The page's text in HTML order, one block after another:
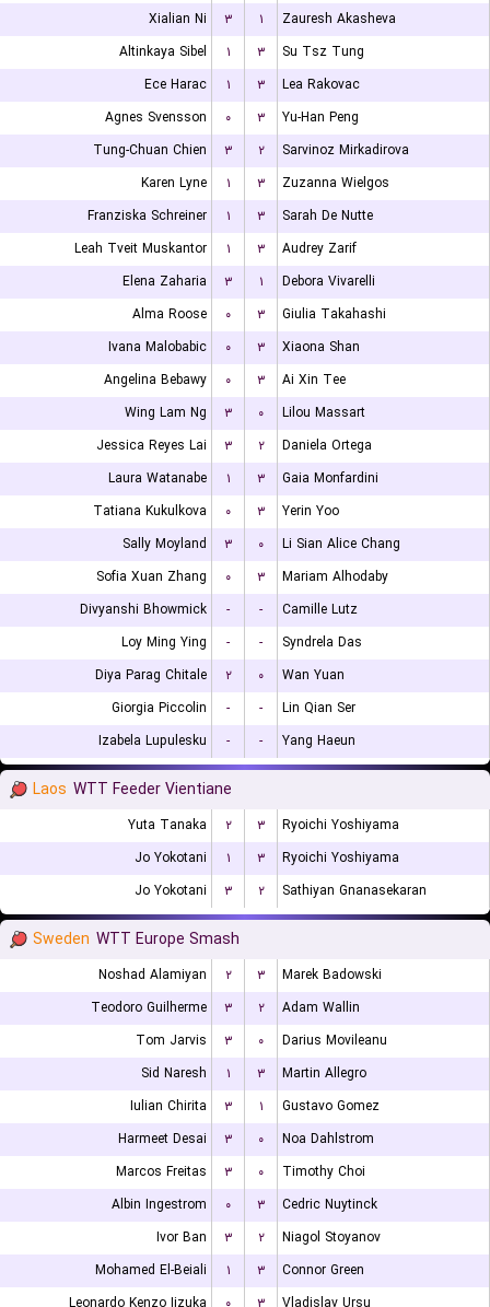
Xialian Ni
۳ ۱
Zauresh Akasheva
Altinkaya Sibel
۱ ۳
Su Tsz Tung
Ece Harac
۱ ۳
Lea Rakovac
Agnes Svensson
۰ ۳
Yu-Han Peng
Tung-Chuan Chien
۳ ۲
Sarvinoz Mirkadirova
Karen Lyne
۱ ۳
Zuzanna Wielgos
Franziska Schreiner
۱ ۳
Sarah De Nutte
Leah Tveit Muskantor
۱ ۳
Audrey Zarif
Elena Zaharia
۳ ۱
Debora Vivarelli
Alma Roose
۰ ۳
Giulia Takahashi
Ivana Malobabic
۰ ۳
Xiaona Shan
Angelina Bebawy
۰ ۳
Ai Xin Tee
Wing Lam Ng
۳ ۰
Lilou Massart
Jessica Reyes Lai
۳ ۲
Daniela Ortega
Laura Watanabe
۱ ۳
Gaia Monfardini
Tatiana Kukulkova
۰ ۳
Yerin Yoo
Sally Moyland
۳ ۰
Li Sian Alice Chang
Sofia Xuan Zhang
۰ ۳
Mariam Alhodaby
Divyanshi Bhowmick
- -
Camille Lutz
Loy Ming Ying
- -
Syndrela Das
Diya Parag Chitale
۲ ۰
Wan Yuan
Giorgia Piccolin
- -
Lin Qian Ser
Izabela Lupulesku
- - Yang Haeun
Laos WTT Feeder Vientiane
Yuta Tanaka ۲ ۳
Ryoichi Yoshiyama
Jo Yokotani
۱ ۳
Ryoichi Yoshiyama
Jo Yokotani
۳ ۲ Sathiyan Gnanasekaran
Sweden WTT Europe Smash
Noshad Alamiyan ۲ ۳
Marek Badowski
Teodoro Guilherme
۳ ۲
Adam Wallin
Tom Jarvis
۳ ۰
Darius Movileanu
Sid Naresh
۱ ۳
Martin Allegro
Iulian Chirita
۳ ۱
Gustavo Gomez
Harmeet Desai
۳ ۰
Noa Dahlstrom
Marcos Freitas
۳ ۰
Timothy Choi
Albin Ingestrom
۰ ۳
Cedric Nuytinck
Ivor Ban
۳ ۲
Niagol Stoyanov
Mohamed El-Beiali
۱ ۳
Connor Green